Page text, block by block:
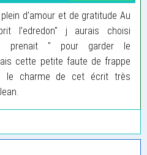
d’amour et de gratitude Au
l’edredon" j aurais choisi
prenait " pour garder le
cette petite faute de frappe
le charme de cet écrit très